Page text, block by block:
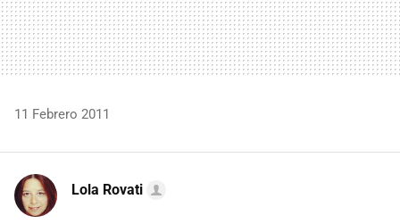
11 Febrero 2011
Lola Rovati